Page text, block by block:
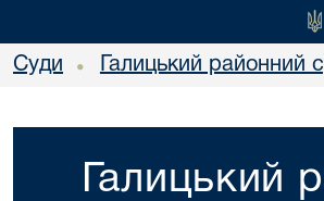
Суди • Галицький районний
Галицький